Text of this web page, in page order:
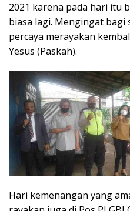
2021 karena pada hari itu
biasa lagi. Mengingat bagi
percaya merayakan
Yesus (Paskah).
Hari kemenangan yang